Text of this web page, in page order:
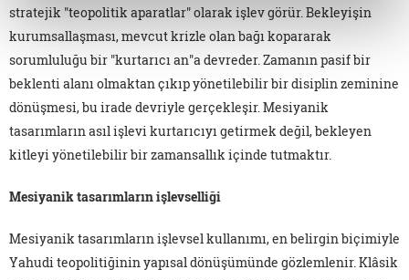
stratejik "teopolitik aparatlar" olarak işlev görür. Bekleyişin
kurumsallaşması, mevcut krizle olan bağı kopararak
sorumluluğu bir "kurtarıcı an"a devreder. Zamanın pasif bir
beklenti alanı olmaktan çıkıp yönetilebilir bir disiplin zeminine
dönüşmesi, bu irade devriyle gerçekleşir. Mesiyanik
tasarımların asıl işlevi kurtarıcıyı getirmek değil, bekleyen
kitleyi yönetilebilir bir zamansallık içinde tutmaktır.
Mesiyanik tasarımların işlevselliği
Mesiyanik tasarımların işlevsel kullanımı, en belirgin biçimiyle
Yahudi teopolitiğinin yapısal dönüşümünde gözlemlenir. Klâsik